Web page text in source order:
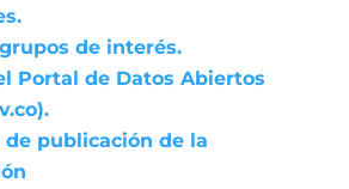
de interés.
Portal de Datos Abiertos
de publicación de la